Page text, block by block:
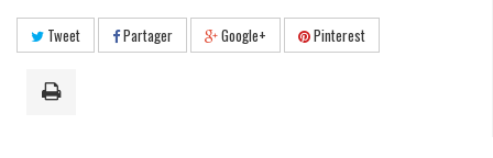
Tweet Partager Google+ Pinterest